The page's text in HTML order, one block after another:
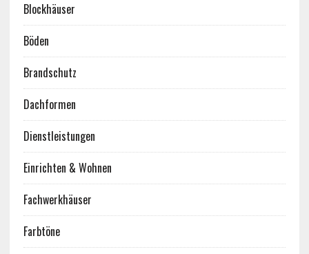
Blockhäuser
Böden
Brandschutz
Dachformen
Dienstleistungen
Einrichten & Wohnen
Fachwerkhäuser
Farbtöne